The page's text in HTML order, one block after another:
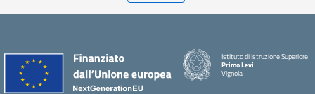
Istituto di Istruzione Superiore
Primo Levi
Vignola